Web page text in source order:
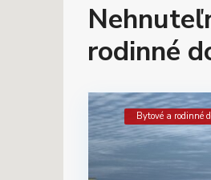
rodinné
Bytové a rodinné